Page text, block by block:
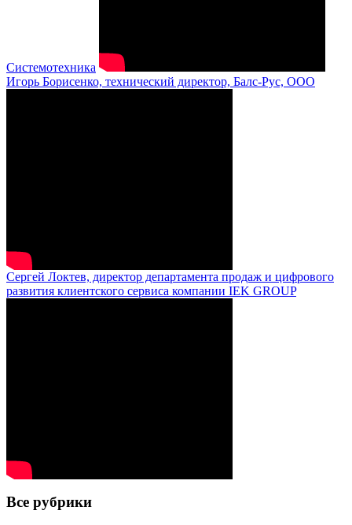
Системотехника
Игорь Борисенко, технический директор, Балс-Рус, ООО
Сергей Локтев, директор департамента продаж и цифрового
развития клиентского сервиса компании IEK GROUP
Все рубрики